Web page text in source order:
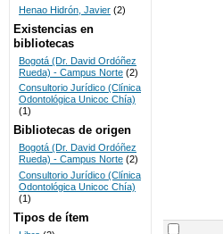
Henao Hidrón, Javier (2)
Existencias en
bibliotecas
Bogotá (Dr. David Ordóñez
Rueda) - Campus Norte (2)
Consultorio Jurídico (Clínica
Odontológica Unicoc Chía)
(1)
Bibliotecas de origen
Bogotá (Dr. David Ordóñez
Rueda) - Campus Norte (2)
Consultorio Jurídico (Clínica
Odontológica Unicoc Chía)
(1)
Tipos de ítem